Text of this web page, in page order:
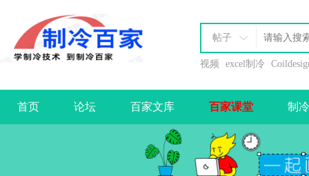
帖子
视频 excel制冷
首页 论坛 百家文库 百家课堂 制